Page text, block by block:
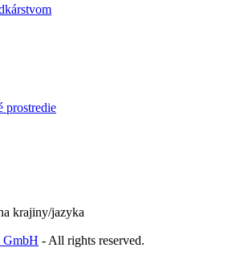
prostredie
krajiny/jazyka
GmbH - All rights reserved.